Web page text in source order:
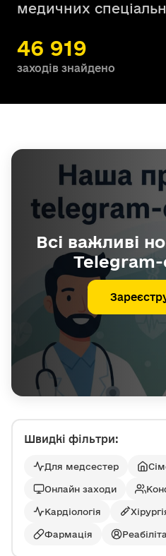
медичних
46 919
заходів знайдено
Всі важливі
Telegram-
Швидкі фільтри:
Для медсестер
Онлайн заходи
Кардіологія
Фармація